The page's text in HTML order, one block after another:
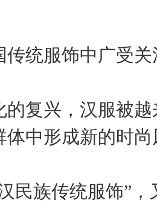
传统服饰中广受
的复兴，汉服被
体中形成新的时
民族传统服饰”